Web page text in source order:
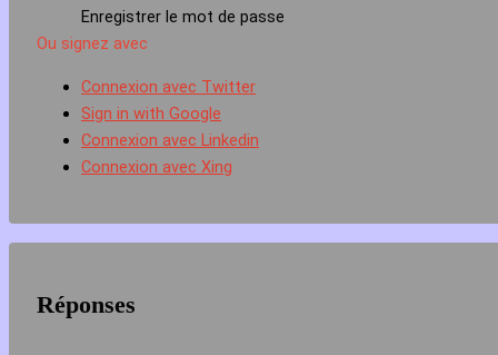
Enregistrer le mot de passe
Ou signez avec
Connexion avec Twitter
Sign in with Google
Connexion avec Linkedin
Connexion avec Xing
Réponses